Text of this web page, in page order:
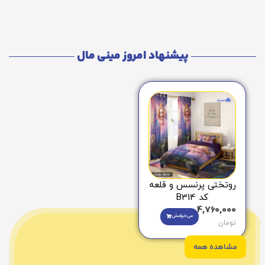
پیشنهاد امروز مینی مال
روتختی پرنسس و قلعه
کد B314
4,760,000
تومان
می‌خوامش
مشاهده همه